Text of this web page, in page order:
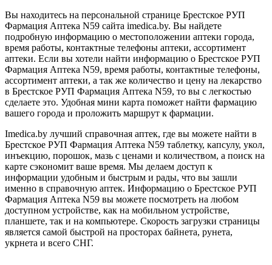
Вы находитесь на персональной странице Брестское РУП
Фармация Аптека N59 сайта imedica.by. Вы найдете
подробную информацию о местоположении аптеки города,
время работы, контактные телефоны аптеки, ассортимент
аптеки. Если вы хотели найти информацию о Брестское РУП
Фармация Аптека N59, время работы, контактные телефоны,
ассортимент аптеки, а так же количество и цену на лекарство
в Брестское РУП Фармация Аптека N59, то вы с легкостью
сделаете это. Удобная мини карта поможет найти фармацию
вашего города и проложить маршрут к фармации.
Imedica.by лучший справочная аптек, где вы можете найти в
Брестское РУП Фармация Аптека N59 таблетку, капсулу, укол,
инъекцию, порошок, мазь с ценами и количеством, а поиск на
карте сэкономит ваше время. Мы делаем доступ к
информации удобным и быстрым и рады, что вы зашли
именно в справочную аптек. Информацию о Брестское РУП
Фармация Аптека N59 вы можете посмотреть на любом
доступном устройстве, как на мобильном устройстве,
планшете, так и на компьютере. Скорость загрузки страницы
является самой быстрой на просторах байнета, рунета,
укрнета и всего СНГ.